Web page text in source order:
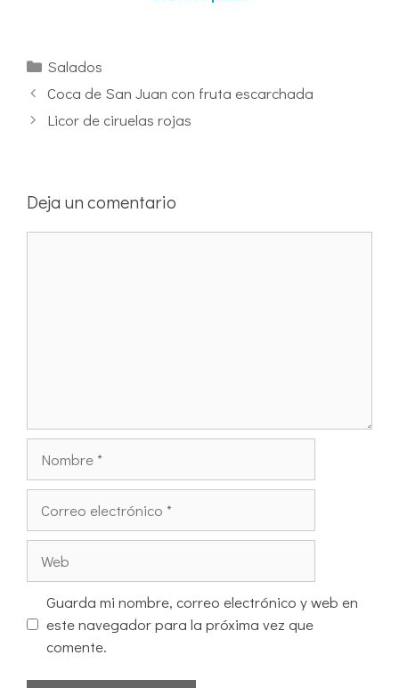
Salados
Coca de San Juan con fruta escarchada
Licor de ciruelas rojas
Deja un comentario
Guarda mi nombre, correo electrónico y web en
este navegador para la próxima vez que
comente.